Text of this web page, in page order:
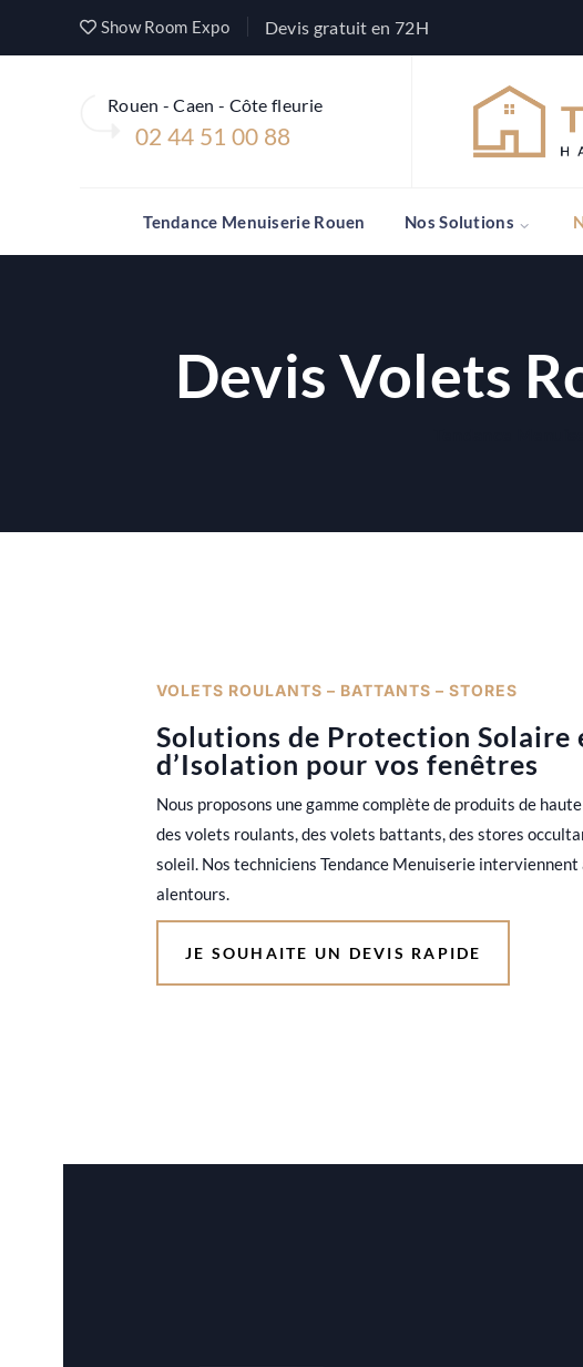
Show Room Expo Devis gratuit en 72H
Rouen - Caen - Côte fleurie
02 44 51 00 88
Tendance Menuiserie Rouen Nos Solutions
Devis Volets
VOLETS ROULANTS – BATTANTS – STORES
Solutions de Protection Solaire
d’Isolation pour vos fenêtres
Nous proposons une gamme complète de produits de
des volets roulants, des volets battants, des stores
soleil. Nos techniciens Tendance Menuiserie interviennent
alentours.
JE SOUHAITE UN DEVIS RAPIDE